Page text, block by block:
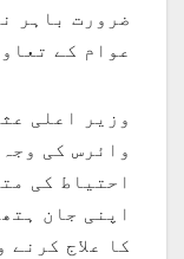
ضرورت باہر
عوام کے
وزیر اعلی
وائرس کی
احتیاط کی
اپنی جان
کا علاج